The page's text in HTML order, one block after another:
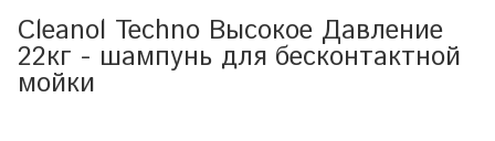
Cleanol Techno Высокое Давление
22кг - шампунь для бесконтактной
мойки